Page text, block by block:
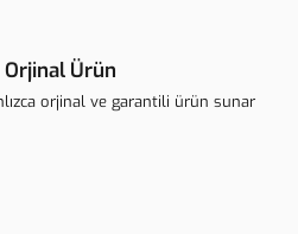
Orjinal Ürün
orjinal ve garantili ürün sunar